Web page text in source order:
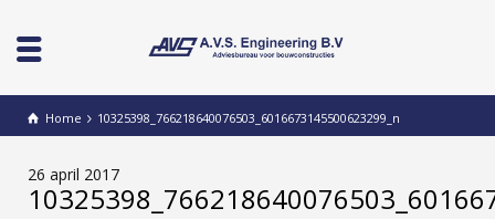
Home 10325398_766218640076503_6016673145500623299_n
26 april 2017